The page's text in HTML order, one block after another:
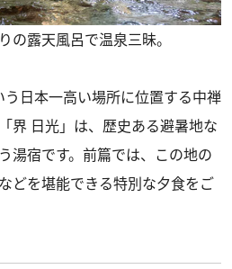
の露天風呂で温泉三昧。
日本一高い場所に位置する中禅
界 日光」は、歴史ある避暑地な
湯宿です。前篇では、この地の
どを堪能できる特別な夕食をご